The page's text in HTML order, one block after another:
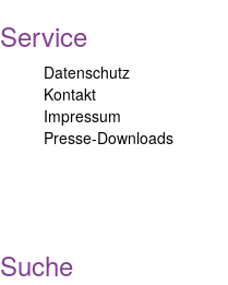
Service
Datenschutz
Kontakt
Impressum
Presse-Downloads
Suche